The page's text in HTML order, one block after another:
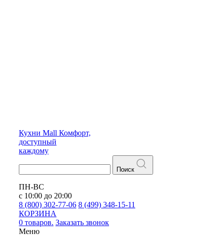
Кухни Mall Комфорт,
доступный
каждому
Поиск
ПН-ВС
с 10:00 до 20:00
8 (800) 302-77-06 8 (499) 348-15-11
КОРЗИНА
0 товаров. Заказать звонок
Меню